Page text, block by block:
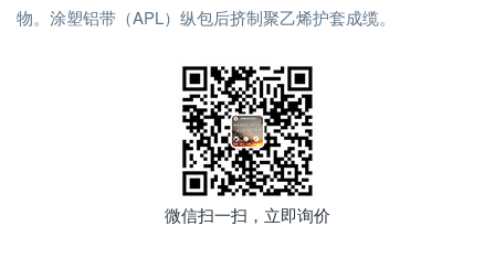
物。涂塑铝带（APL）纵包后挤制聚乙烯护套成缆。
微信扫一扫，立即询价